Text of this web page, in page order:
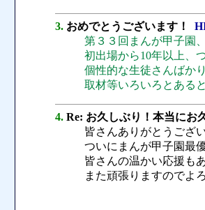
3. おめでとうございます！
第３３回まんが甲子園
初出場から10年以上、
個性的な生徒さんばか
取材等いろいろとある
4. Re: お久しぶり！本当にお
皆さんありがとうござ
ついにまんが甲子園最
皆さんの温かい応援も
また頑張りますのでよ